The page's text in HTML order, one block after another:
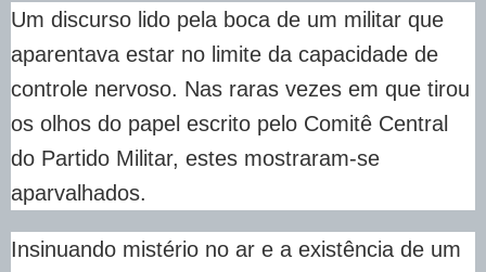
Um discurso lido pela boca de um militar que
aparentava estar no limite da capacidade de
controle nervoso. Nas raras vezes em que tirou
os olhos do papel escrito pelo Comitê Central
do Partido Militar, estes mostraram-se
aparvalhados.
Insinuando mistério no ar e a existência de um